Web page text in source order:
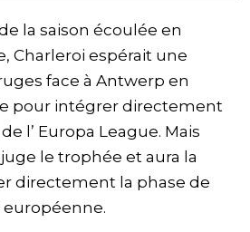
la saison écoulée en
Charleroi espérait une
face à Antwerp en
pour intégrer directement
l’ Europa League. Mais
le trophée et aura la
directement la phase de